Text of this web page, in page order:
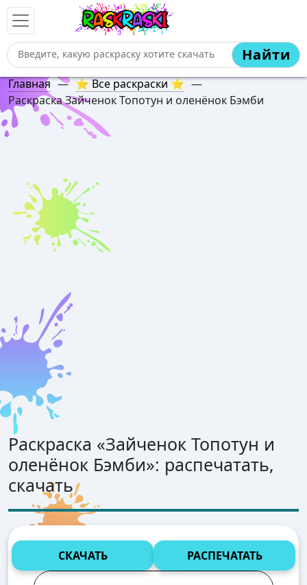
Найти
Главная — ⭐ Все раскраски ⭐ —
Раскраска Зайченок Топотун и оленёнок Бэмби
Раскраска «Зайченок Топотун и
оленёнок Бэмби»: распечатать,
скачать
СКАЧАТЬ РАСПЕЧАТАТЬ